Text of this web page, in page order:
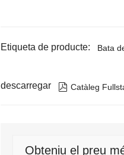
Etiqueta de producte: Bata
descarregar  Catàleg
Obteniu el preu